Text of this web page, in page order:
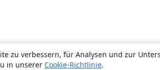
zu verbessern, für Analysen und zur
in unserer Cookie-Richtlinie.